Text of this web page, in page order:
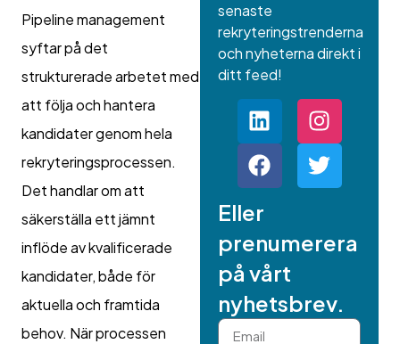
Pipeline management
syftar på det
strukturerade arbetet med
att följa och hantera
kandidater genom hela
rekryteringsprocessen.
Det handlar om att
säkerställa ett jämnt
inflöde av kvalificerade
kandidater, både för
aktuella och framtida
behov. När processen
senaste
rekryteringstrenderna
och nyheterna direkt i
ditt feed!
Eller
prenumerera
på vårt
nyhetsbrev.